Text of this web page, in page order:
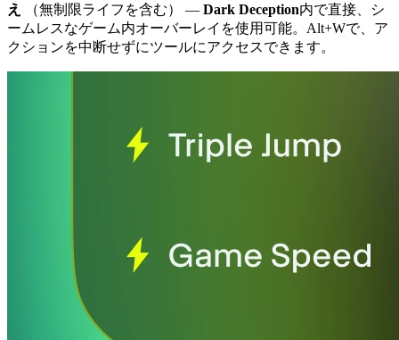
え
（無制限ライフを含む） — Dark Deception内で直接、シ
ームレスなゲーム内オーバーレイを使用可能。Alt+Wで、ア
クションを中断せずにツールにアクセスできます。